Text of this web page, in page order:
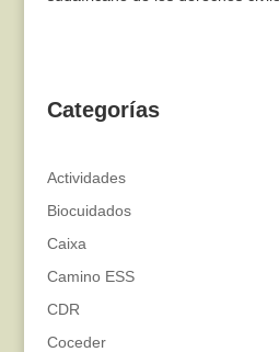
Categorías
Actividades
Biocuidados
Caixa
Camino ESS
CDR
Coceder